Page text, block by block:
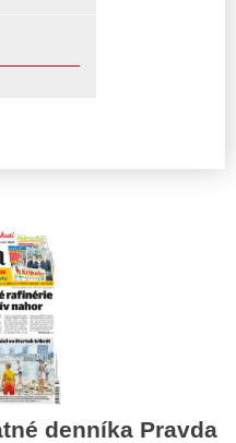
denníka Pravda